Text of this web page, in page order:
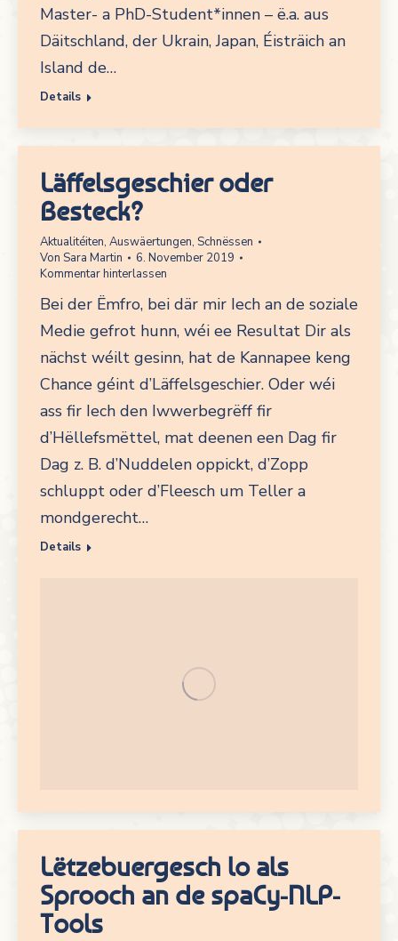
Master- a PhD-Student*innen – ë.a. aus
Däitschland, der Ukrain, Japan, Éisträich an
Island de…
Details
Läffelsgeschier oder
Besteck?
Aktualitéiten, Auswäertungen, Schnëssen
Von Sara Martin
6. November 2019
Kommentar hinterlassen
Bei der Ëmfro, bei där mir Iech an de soziale
Medie gefrot hunn, wéi ee Resultat Dir als
nächst wéilt gesinn, hat de Kannapee keng
Chance géint d’Läffelsgeschier. Oder wéi
ass fir Iech den Iwwerbegrëff fir
d’Hëllefsmëttel, mat deenen een Dag fir
Dag z. B. d’Nuddelen oppickt, d’Zopp
schluppt oder d’Fleesch um Teller a
mondgerecht…
Details
Lëtzebuergesch lo als
Sprooch an de spaCy-NLP-
Tools